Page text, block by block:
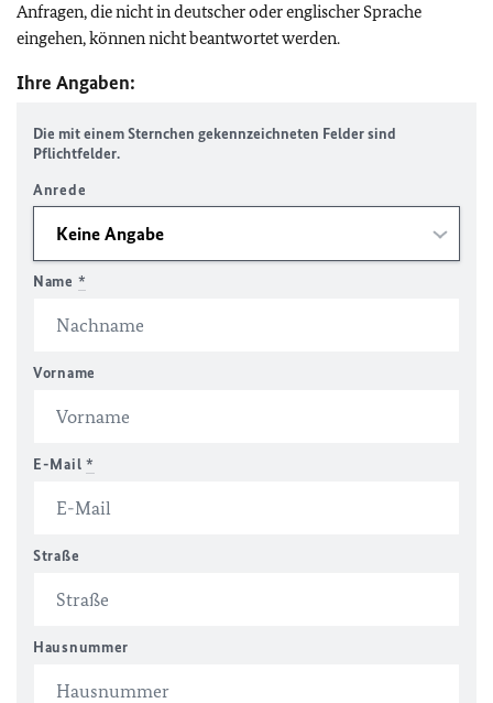
Anfragen, die nicht in deutscher oder englischer Sprache
eingehen, können nicht beantwortet werden.
Ihre Angaben:
Die mit einem Sternchen gekennzeichneten Felder sind
Pflichtfelder.
Anrede
Name *
Vorname
E-Mail *
Straße
Hausnummer